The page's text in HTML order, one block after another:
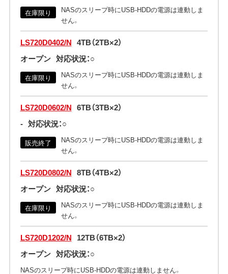
在庫限り
NASのスリープ時にUSB-HDDの電源は連動しま
せん。
LS720D0402/N 4TB（2TB×2）
オープン 対応状況：○
在庫限り
NASのスリープ時にUSB-HDDの電源は連動しま
せん。
LS720D0602/N 6TB（3TB×2）
- 対応状況：○
販売終了
NASのスリープ時にUSB-HDDの電源は連動しま
せん。
LS720D0802/N 8TB（4TB×2）
オープン 対応状況：○
在庫限り
NASのスリープ時にUSB-HDDの電源は連動しま
せん。
LS720D1202/N 12TB（6TB×2）
オープン 対応状況：○
NASのスリープ時にUSB-HDDの電源は連動しません。